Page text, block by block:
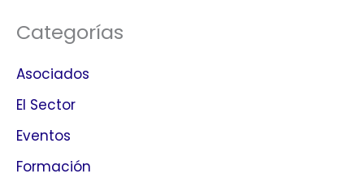
Categorías
Asociados
El Sector
Eventos
Formación